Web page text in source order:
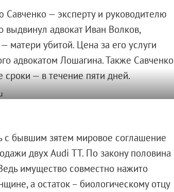
— эксперту и руководителю
выдвинул адвокат Иван Волков,
убитой. Цена за его услуги
адвокатом Лошагина. Также Савченко
сроки — в течение пяти дней.
с бывшим зятем мировое соглашение
двух Audi ТТ. По закону половина
имущество совместно нажито
а остаток – биологическому отцу